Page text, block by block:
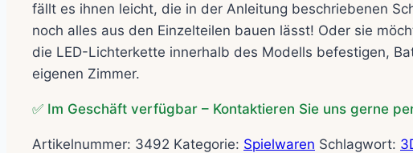
fällt es ihnen leicht, die in der Anleitung beschriebenen
noch alles aus den Einzelteilen bauen lässt! Oder sie
die LED-Lichterkette innerhalb des Modells befestigen,
eigenen Zimmer.
✅ Im Geschäft verfügbar – Kontaktieren Sie uns gerne
Artikelnummer: 3492 Kategorie: Spielwaren Schlagwort: